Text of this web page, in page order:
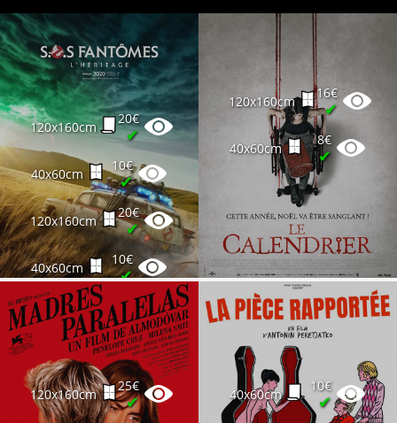
120x160cm
20€
✔
40x60cm
10€
✔
120x160cm
20€
✔
40x60cm
10€
✔
120x160cm
16€
✔
40x60cm
8€
✔
120x160cm
25€
✔ 40x60cm
10€
✔